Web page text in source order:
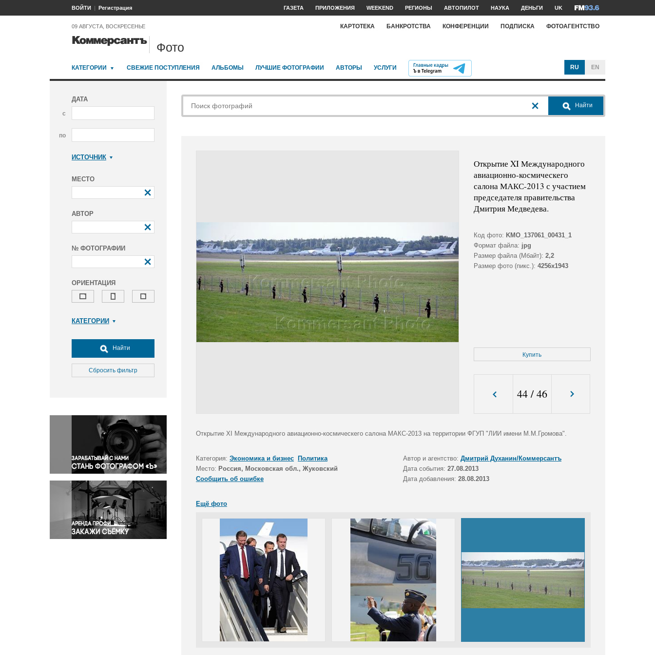
ВОЙТИ Регистрация ГАЗЕТА ПРИЛОЖЕНИЯ WEEKEND РЕГИОНЫ АВТОПИЛОТ НАУКА ДЕНЬГИ UK
09 АВГУСТА, ВОСКРЕСЕНЬЕ КАРТОТЕКА БАНКРОТСТВА КОНФЕРЕНЦИИ ПОДПИСКА ФОТОАГЕНТСТВО
Фото
КАТЕГОРИИ СВЕЖИЕ ПОСТУПЛЕНИЯ АЛЬБОМЫ ЛУЧШИЕ ФОТОГРАФИИ АВТОРЫ УСЛУГИ RU EN
ДАТА
с
по
ИСТОЧНИК
МЕСТО
АВТОР
№ ФОТОГРАФИИ
ОРИЕНТАЦИЯ
КАТЕГОРИИ
Досуг, туризм и отдых
Культура
Медицина
Окружающая среда
Политика
Правосудие
Происшествия и конфликты
Религия
Светская жизнь
Спорт
Экология
Экономика и бизнес
Найти
Сбросить фильтр
Найти
Открытие XI Международного
авиационно-космическего
салона МАКС-2013 с участием
председателя правительства
Дмитрия Медведева.
Код фото: KMO_137061_00431_1
Формат файла: jpg
Размер файла (Мбайт): 2,2
Размер фото (пикс.): 4256x1943
Купить
44/46
Открытие XI Международного авиационно-космическего салона МАКС-2013 на территории ФГУП "ЛИИ имени М.М.Громова".
Категория: Экономика и бизнес Политика Автор и агентство: Дмитрий Духанин/Коммерсантъ
Место: Россия, Московская обл., Жуковский Дата события: 27.08.2013
Сообщить об ошибке
Дата добавления: 28.08.2013
Ещё фото